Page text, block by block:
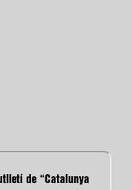
de “Catalunya